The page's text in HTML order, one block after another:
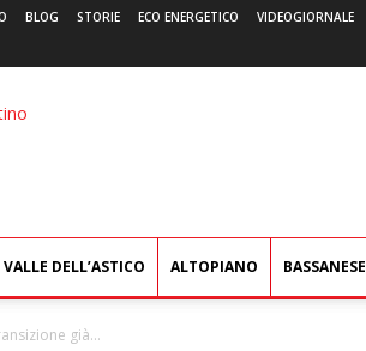
BLOG STORIE ECO ENERGETICO VIDEOGIORNALE
VALLE DELL’ASTICO ALTOPIANO BASSANESE
già...